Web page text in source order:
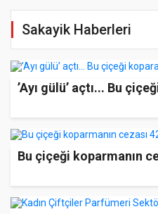
Sakayik Haberleri
’Ayı gülü’ açtı... Bu
Bu çiçeği koparmanın